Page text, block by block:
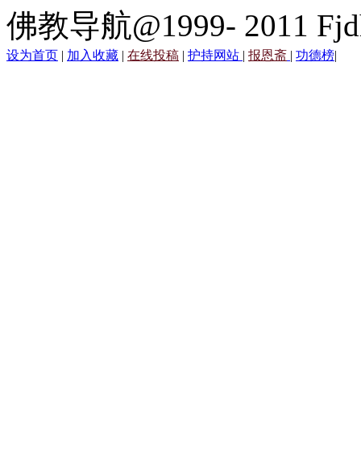
佛教导航@1999- 2011
设为首页 | 加入收藏 | 在线投稿 | 护持网站 | 报恩斋 | 功德榜|